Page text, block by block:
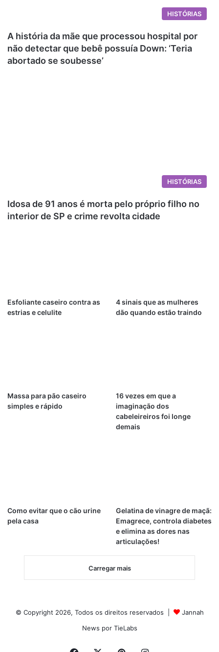
HISTÓRIAS
A história da mãe que processou hospital por
não detectar que bebê possuía Down: ‘Teria
abortado se soubesse’
HISTÓRIAS
Idosa de 91 anos é morta pelo próprio filho no
interior de SP e crime revolta cidade
Esfoliante caseiro contra as
estrias e celulite
4 sinais que as mulheres
dão quando estão traindo
Massa para pão caseiro
simples e rápido
16 vezes em que a
imaginação dos
cabeleireiros foi longe
demais
Como evitar que o cão urine
pela casa
Gelatina de vinagre de maçã:
Emagrece, controla diabetes
e elimina as dores nas
articulações!
Carregar mais
© Copyright 2026, Todos os direitos reservados |
Jannah
News por TieLabs